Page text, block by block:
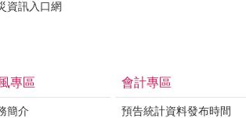
資訊入口網
專區
簡介
會計專區
預告統計資料發布時間